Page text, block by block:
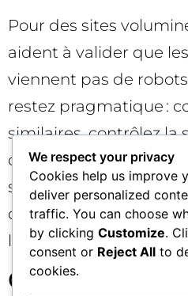
Pour des sites
aident à valider que
viennent pas de
restez pragmatique :
similaires, contrôlez la
documentez les
schema, maillage).
d’attribuer à tort une
levier.
Ce qu’il faut
We respect your privacy
Cookies help us improve
deliver personalized
traffic. You can choose
by clicking Customize.
consent or Reject All to
cookies.